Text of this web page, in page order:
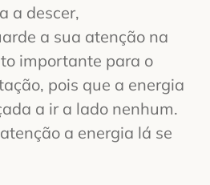
a descer,
a sua atenção na
importante para o
pois que a energia
a ir a lado nenhum.
a energia lá se